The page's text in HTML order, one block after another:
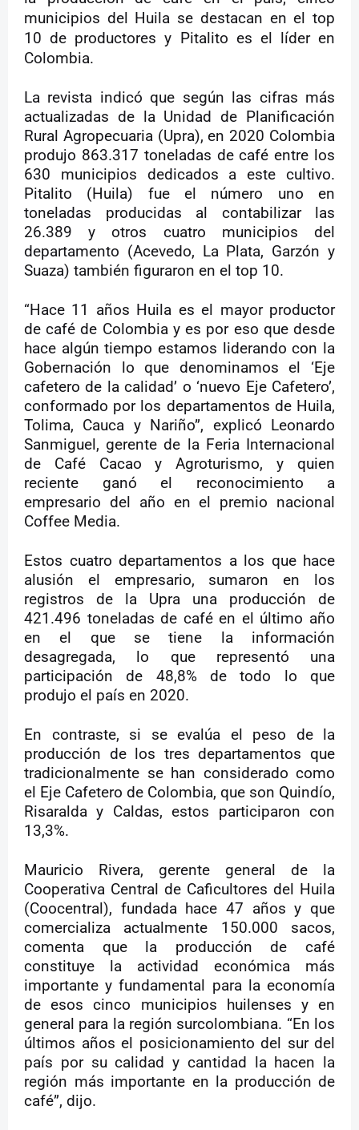
municipios del Huila se destacan en el top
10 de productores y Pitalito es el líder en
Colombia.
La revista indicó que según las cifras más
actualizadas de la Unidad de Planificación
Rural Agropecuaria (Upra), en 2020 Colombia
produjo 863.317 toneladas de café entre los
630 municipios dedicados a este cultivo.
Pitalito (Huila) fue el número uno en
toneladas producidas al contabilizar las
26.389 y otros cuatro municipios del
departamento (Acevedo, La Plata, Garzón y
Suaza) también figuraron en el top 10.
“Hace 11 años Huila es el mayor productor
de café de Colombia y es por eso que desde
hace algún tiempo estamos liderando con la
Gobernación lo que denominamos el ‘Eje
cafetero de la calidad’ o ‘nuevo Eje Cafetero’,
conformado por los departamentos de Huila,
Tolima, Cauca y Nariño”, explicó Leonardo
Sanmiguel, gerente de la Feria Internacional
de Café Cacao y Agroturismo, y quien
reciente ganó el reconocimiento a
empresario del año en el premio nacional
Coffee Media.
Estos cuatro departamentos a los que hace
alusión el empresario, sumaron en los
registros de la Upra una producción de
421.496 toneladas de café en el último año
en el que se tiene la información
desagregada, lo que representó una
participación de 48,8% de todo lo que
produjo el país en 2020.
En contraste, si se evalúa el peso de la
producción de los tres departamentos que
tradicionalmente se han considerado como
el Eje Cafetero de Colombia, que son Quindío,
Risaralda y Caldas, estos participaron con
13,3%.
Mauricio Rivera, gerente general de la
Cooperativa Central de Caficultores del Huila
(Coocentral), fundada hace 47 años y que
comercializa actualmente 150.000 sacos,
comenta que la producción de café
constituye la actividad económica más
importante y fundamental para la economía
de esos cinco municipios huilenses y en
general para la región surcolombiana. “En los
últimos años el posicionamiento del sur del
país por su calidad y cantidad la hacen la
región más importante en la producción de
café”, dijo.